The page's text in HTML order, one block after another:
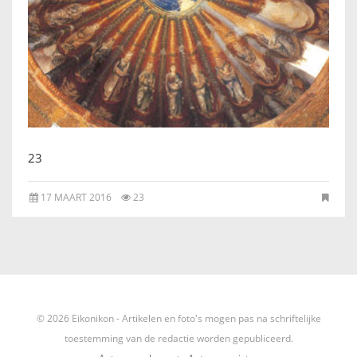
IKONEN, EEN INTRODUCTIE
OVER DE STICHTING
LEXIKON
EXPOSITIES
ENGLISH
23
17 MAART 2016 23
© 2026 Eikonikon - Artikelen en foto's mogen pas na schriftelijke
toestemming van de redactie worden gepubliceerd.